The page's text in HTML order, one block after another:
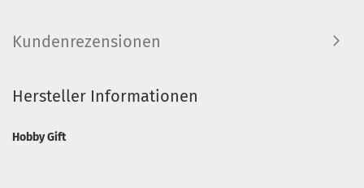
Kundenrezensionen
Hersteller Informationen
Hobby Gift